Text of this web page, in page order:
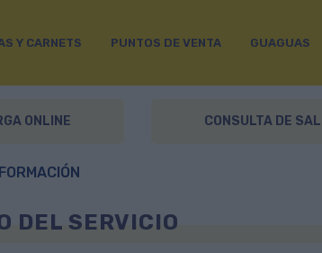
Y CARNETS PUNTOS DE VENTA GUAGUAS
ONLINE CONSULTA DE
DEL SERVICIO